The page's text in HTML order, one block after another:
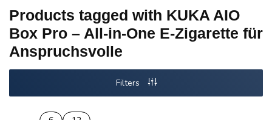
Products tagged with KUKA AIO
Box Pro – All-in-One E-Zigarette für
Anspruchsvolle
Filters